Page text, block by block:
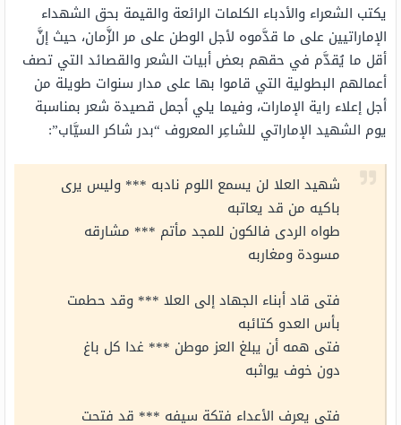
يكتب الشعراء والأدباء الكلمات الرائعة والقيمة بحق الشهداء
الإماراتيين على ما قدَّموه لأجل الوطن على مر الزَّمان، حيث إنَّ
أقل ما يُقدَّم في حقهم بعض أبيات الشعر والقصائد التي تصف
أعمالهم البطولية التي قاموا بها على مدار سنوات طويلة من
أجل إعلاء راية الإمارات، وفيما يلي أجمل قصيدة شعر بمناسبة
يوم الشهيد الإماراتي للشاعِر المعروف “بدر شاكر السيَّاب”:
شهيد العلا لن يسمع اللوم نادبه *** وليس يرى
باكيه من قد يعاتبه
طواه الردى فالكون للمجد مأتم *** مشارقه
مسودة ومغاربه
فتى قاد أبناء الجهاد إلى العلا *** وقد حطمت
بأس العدو كتائبه
فتى همه أن يبلغ العز موطن *** غدا كل باغ
دون خوف يواثبه
فتى يعرف الأعداء فتكة سيفه *** قد فتحت